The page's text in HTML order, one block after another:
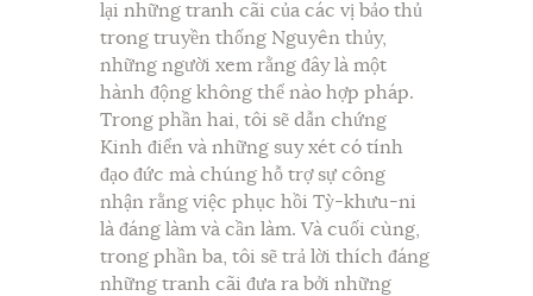
lại những tranh cãi của các vị bảo thủ
trong truyền thống Nguyên thủy,
những người xem rằng đây là một
hành động không thể nào hợp pháp.
Trong phần hai, tôi sẽ dẫn chứng
Kinh điển và những suy xét có tính
đạo đức mà chúng hỗ trợ sự công
nhận rằng việc phục hồi Tỳ-khưu-ni
là đáng làm và cần làm. Và cuối cùng,
trong phần ba, tôi sẽ trả lời thích đáng
những tranh cãi đưa ra bởi những